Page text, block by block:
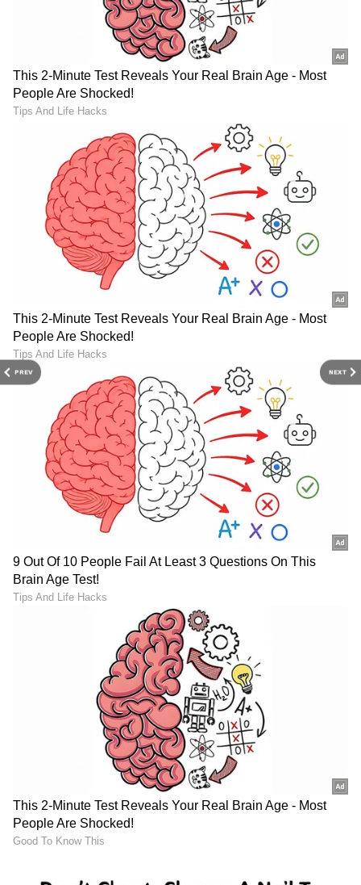
PREV NEXT
ಸಪ್ತಮಿ ಗೌಡ ಪರ್ಪಲ್ ಬಣ್ಣದ ಲಂಗ ಬ್ಲೌಸ್ ನಲ್ಲಿ ಮಿಂಚಿದರೆ,
ಉತ್ತರೆ ಗೌಡ ಬಿಳಿ ಬಣ್ಣದ ಲಂಗ ಮತ್ತು ಬ್ಲೌಸ್ ಮುದ್ದಾಗಿ
ಕಾಣಿಸಿಕೊಂಡಿದ್ದಾರೆ. ಇವರಿಬ್ಬರ ಫೋಟೊ ಶೂಟನ್ನು
ಸಿಕ್ಕಾಪಟ್ಟೆ ಜನ ಮೆಚ್ಚಿಕೊಂಡಿದ್ದಾರೆ.
LATEST VIDEOS
ABOUT THE AUTHOR
Pavna Das
ಮೂಲತಃ ಮಂಗಳೂರಿನವಳು. ಮಂಗಳೂರು ವಿಶ್ವವಿದ್ಯಾನಿಲಯದ
ಪತ್ರಿಕೋದ್ಯಮದ ಸ್ನಾತಕೋತ್ತರ ಪದವಿ . ಕಳೆದ 12 ವರ್ಷಗಳಿಂದ
ಪತ್ರಿಕೆ ಹಾಗೂ ಡಿಜಿಟಲ್ ಮಾಧ್ಯಮಗಳಲ್ಲಿ ಕೆಲಸ . ಸುದ್ದಿ ಬಿಡುಗಡೆ,
ಗಲ್ಫ್ ಕನ್ನಡಿಗ, ಈ ಟಿವಿ ಭಾರತ್, ಕನ್ನಡ ನ್ಯೂಸ್ ನೌ,
ವಿಜಯಕರ್ನಾಟಕದಲ್ಲಿ ಕೆಲಸ ಮಾಡಿದ ಅನುಭವ. ಈಗ ಏಷ್ಯಾನೆಟ್
ಸುವರ್ಣದಲ್ಲಿ ಫ್ರೀಲಾನ್ಸರ್ . ಮನೋರಂಜನೆ, ಲೈಫ್ ಸ್ಟೈಲ್, ಟ್ರಾವೆಲ್
ಬರವಣಿಗೆ ಇಷ್ಟ.
Dec 24 2024, 02:30 PM IST
ಕನ್ನಡ ಸಿನಿಮಾ (
Kannada TV Shows
ಸುದ್ದಿಗಳು ಮತ್ತು ಇತ್ತೀಚಿನ ಸುದ್ದಿಗಳಿಗಾಗಿ ಏಷ್ಯಾನೆಟ್
ಸುವರ್ಣ ನ್ಯೂಸ್‌ನಲ್ಲಿ ಮನರಂಜನಾ ವಿಭಾಗ ನೋಡಿ.
ಸಿನಿಮಾ ವಿಮರ್ಶೆಗಳು (Kannada Movies Review
ತಾರೆಯರ ಸಂದರ್ಶನಗಳು, ಧಾರಾವಾಹಿ ಅಪ್‌ಡೇಟ್ಸ್‌,
ತೆರೆಮರೆಯ ಕಥೆಗಳು,OTT ರಿಲೀಸ್‌ಗಳ ಬಗ್ಗೆ
ಮಾಹಿತಿಯೂ ಇಲ್ಲಿದೆ.